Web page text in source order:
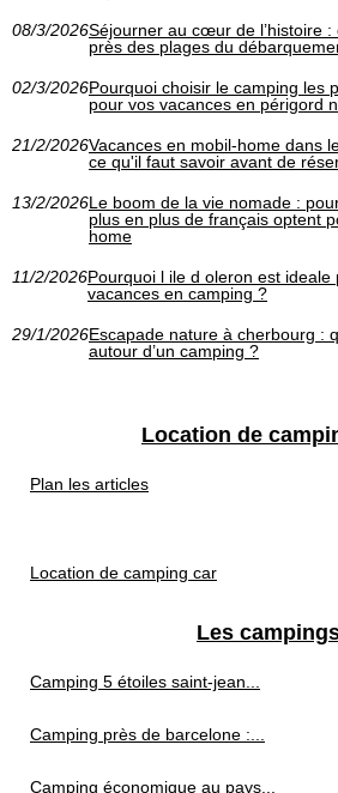
08/3/2026Séjourner au cœur de l’histoire :
près des plages du
02/3/2026Pourquoi choisir le camping les
pour vos vacances en périgord
21/2/2026Vacances en mobil-home dans
ce qu'il faut savoir avant de
13/2/2026Le boom de la vie nomade :
plus en plus de français optent
home
11/2/2026Pourquoi l ile d oleron est ideale
vacances en camping ?
29/1/2026Escapade nature à cherbourg :
autour d’un camping ?
Location de
Plan les articles
Location de camping car
Les
Camping 5 étoiles saint-jean...
Camping près de barcelone :...
Camping économique au pays...